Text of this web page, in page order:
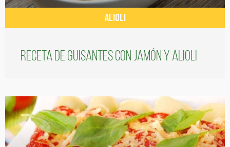
ALIOLI
Receta de guisantes con jamón y alioli